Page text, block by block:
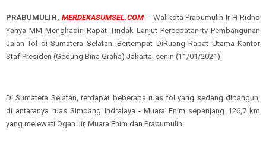
PRABUMULIH, MERDEKASUMSEL.COM-- Walikota Prabumulih Ir H Ridho
Yahya MM Menghadiri Rapat Tindak Lanjut Percepatan tv Pembangunan
Jalan Tol di Sumatera Selatan. Bertempat DiRuang Rapat Utama Kantor
Staf Presiden (Gedung Bina Graha) Jakarta, senin (11/01/2021).
Di Sumatera Selatan, terdapat beberapa ruas tol yang sedang dibangun,
di antaranya ruas Simpang Indralaya - Muara Enim sepanjang 126,7 km
yang melewati Ogan Ilir, Muara Enim dan Prabumulih.